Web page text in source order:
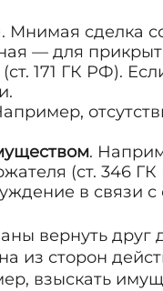
Мнимая сделка
— для
(ст. 171 ГК РФ).
.
(ст. 346
в связи
вернуть друг
из сторон
взыскать